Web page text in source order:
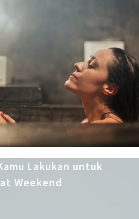
Lakukan untuk
Weekend